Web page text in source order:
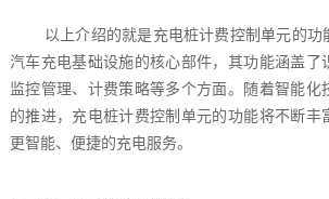
以上介绍的就是充电桩计费控制单元的
汽车充电基础设施的核心部件，其功能涵盖了
监控管理、计费策略等多个方面。随着智能化
的推进，充电桩计费控制单元的功能将不断丰
更智能、便捷的充电服务。